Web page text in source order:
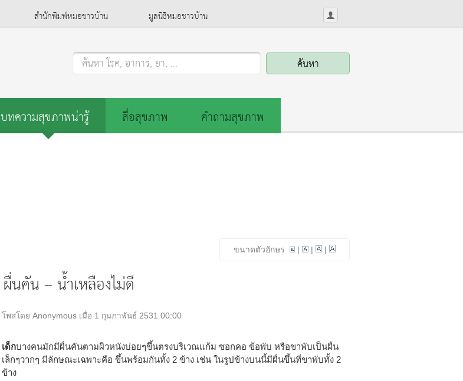
สำนักพิมพ์หมอชาวบ้าน มูลนิธิหมอชาวบ้าน
ค้นหา โรค, อาการ, ยา, ...
บทความสุขภาพน่ารู้ สื่อสุขภาพ
คำถามสุขภาพ
ขนาดตัวอักษร | | |
ผื่นคัน – น้ำเหลืองไม่ดี
โพสโดย Anonymous เมื่อ 1 กุมภาพันธ์ 2531 00:00
เด็กบางคนมักมีผื่นคันตามผิวหนังบ่อยๆขึ้นตรงบริเวณแก้ม ซอกคอ ข้อพับ หรือขาพับเป็นผื่น
เล็กๆวากๆ มีลักษณะเฉพาะคือ ขึ้นพร้อมกันทั้ง 2 ข้าง เช่น ในรูปข้างบนนี้มีผื่นขึ้นที่ขาพับทั้ง 2
ข้าง